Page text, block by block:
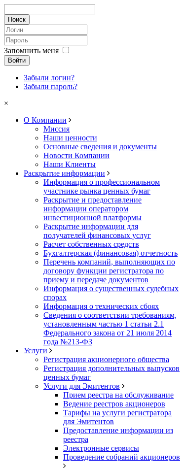
Запомнить меня
Войти
Забыли логин?
Забыли пароль?
×
О Компании
Миссия
Наши ценности
Основные сведения и документы
Новости Компании
Наши Клиенты
Раскрытие информации
Информация о профессиональном
участнике рынка ценных бумаг
Раскрытие и предоставление
информации оператором
инвестиционной платформы
Раскрытие информации для
получателей финансовых услуг
Расчет собственных средств
Бухгалтерская (финансовая) отчетность
Перечень компаний, выполняющих по
договору функции регистратора по
приему и передаче документов
Информация о существенных судебных
спорах
Информация о технических сбоях
Сведения о соответствии требованиям,
установленным частью 1 статьи 2.1
Федерального закона от 21 июля 2014
года №213-ФЗ
Услуги
Регистрация акционерного общества
Регистрация дополнительных выпусков
ценных бумаг
Услуги для Эмитентов
Прием реестра на обслуживание
Ведение реестров акционеров
Тарифы на услуги регистратора
для Эмитентов
Предоставление информации из
реестра
Электронные сервисы
Проведение собраний акционеров